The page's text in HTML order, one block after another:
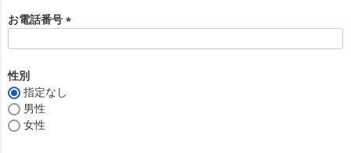
お電話番号
性別
指定なし
男性
女性